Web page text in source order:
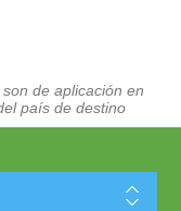
de aplicación en
país de destino